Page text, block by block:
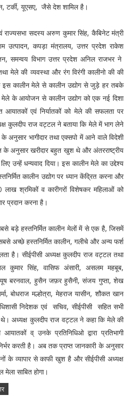
टर्की, यूएसए, जैसे देश शामिल है।
राज्यसभा सदस्य अरुण कुमार सिंह, कैबिनेट मंत्री
उत्पादन, कपड़ा मंत्रालय, उत्तर प्रदेश राकेश
समन्वय विभाग उत्तर प्रदेश अनिल राजभर ने
मेले की व्यवस्था और रंग विरंगी कालीनो की की
इस कालीन मेले से कालीन उद्योग से जुड़े हर तबके
मेले के आयोजन से कालीन उद्योग को एक नई दिशा
आयातकों एवं निर्यातकों को मेले की सफलता पर
कुलदीप राज वट्टल ने बताया कि मेले में भाग लेने
के अनुसार भागीदार तथा एक्सपो में आने वाले विदेशी
के अनुसार खरीदार बहुत खुश थे और अंतरराष्ट्रीय
उन्हें धन्यवाद दिया। इस कालीन मेले का उद्देश्य
कालीन उद्योग पर ध्यान केंद्रित करना और
श्रमिकों व कारीगरों विशेषकर महिलाओं को
प्रदान करना है।
बड़े हस्तनिर्मित कालीन मेलों में से एक है, जिसमें
अच्छे हस्तनिर्मित कालीन, गलीचे और अन्य फर्श
है। सीईपीसी अध्यक्ष कुलदीप राज वट्टल तथा
कुमार सिंह, वासिफ अंसारी, असलम महबूब,
बरनवाल, हुसैन जफ़र हुसैनी, संजय गुप्ता, शेख
बोधराज मल्होत्रा, मेहराज यासीन, शौकत खान
निदेशक एवं सचिव, सीईपीसी सहित सभी
अध्यक्ष कुलदीप राज वट्टल ने कहा कि मेले की
व् उनके प्रतिनिधिओ द्वारा प्रतिभागी
करती है। अब तक प्राप्त जानकारी के अनुसार
के व्यापार से काफी खुश है और सीईपीसी अध्यक्ष
साबित होगा।